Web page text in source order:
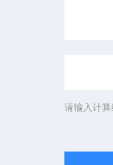
请输入计